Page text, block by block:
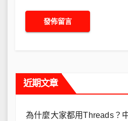
近期文章
為什麼大家都用Threads？